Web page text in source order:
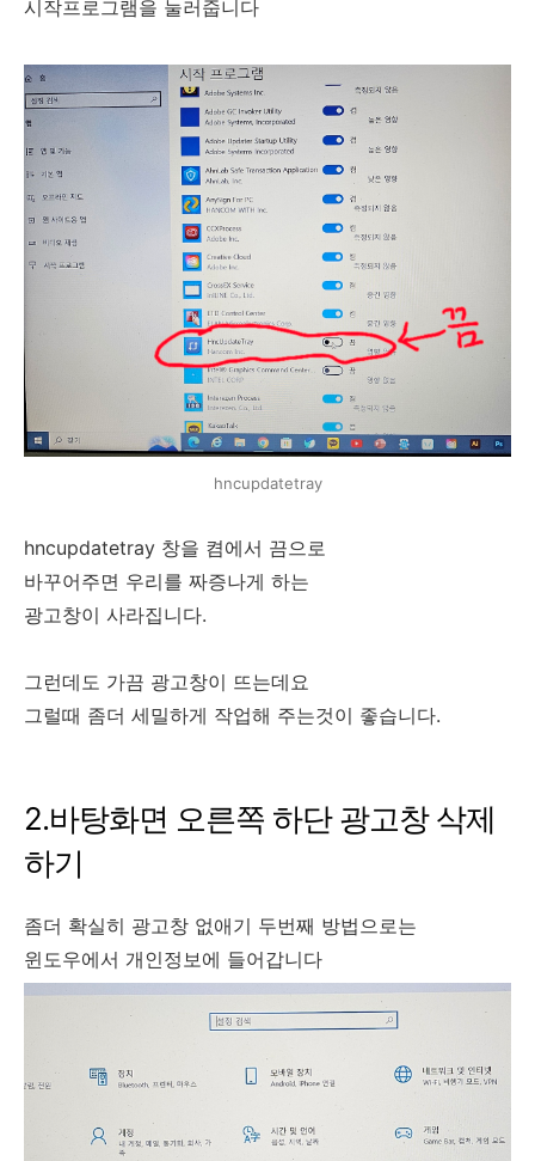
시작프로그램을 눌러줍니다
hncupdatetray
hncupdatetray 창을 켬에서 끔으로
바꾸어주면 우리를 짜증나게 하는
광고창이 사라집니다.
그런데도 가끔 광고창이 뜨는데요
그럴때 좀더 세밀하게 작업해 주는것이 좋습니다.
2.바탕화면 오른쪽 하단 광고창 삭제
하기
좀더 확실히 광고창 없애기 두번째 방법으로는
윈도우에서 개인정보에 들어갑니다